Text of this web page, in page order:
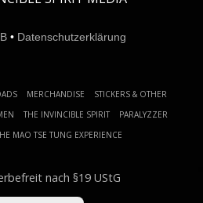
• Datenschutzerklärung
MERCHANDISE
STICKERS & OTHER
THE INVINCIBLE SPIRIT
PARALYZZER
MAO TSE TUNG EXPERIENCE
nach §19 UStG